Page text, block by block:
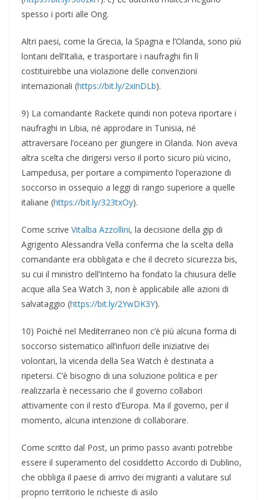
spesso i porti alle Ong.
Altri paesi, come la Grecia, la Spagna e l’Olanda, sono più
lontani dell’Italia, e trasportare i naufraghi fin lì
costituirebbe una violazione delle convenzioni
internazionali (https://bit.ly/2xinDLb).
9) La comandante Rackete quindi non poteva riportare i
naufraghi in Libia, né approdare in Tunisia, né
attraversare l’oceano per giungere in Olanda. Non aveva
altra scelta che dirigersi verso il porto sicuro più vicino,
Lampedusa, per portare a compimento l’operazione di
soccorso in ossequio a leggi di rango superiore a quelle
italiane (https://bit.ly/323txOy).
Come scrive Vitalba Azzollini, la decisione della gip di
Agrigento Alessandra Vella conferma che la scelta della
comandante era obbligata e che il decreto sicurezza bis,
su cui il ministro dell’Interno ha fondato la chiusura delle
acque alla Sea Watch 3, non è applicabile alle azioni di
salvataggio (https://bit.ly/2YwDK3Y).
10) Poiché nel Mediterraneo non c’è più alcuna forma di
soccorso sistematico all’infuori delle iniziative dei
volontari, la vicenda della Sea Watch è destinata a
ripetersi. C’è bisogno di una soluzione politica e per
realizzarla è necessario che il governo collabori
attivamente con il resto d’Europa. Ma il governo, per il
momento, alcuna intenzione di collaborare.
Come scritto dal Post, un primo passo avanti potrebbe
essere il superamento del cosiddetto Accordo di Dublino,
che obbliga il paese di arrivo dei migranti a valutare sul
proprio territorio le richieste di asilo